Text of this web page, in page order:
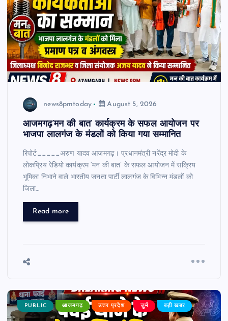
news8pmtoday August 5, 2026
आजमगढ़’मन की बात’ कार्यक्रम के सफल आयोजन पर
भाजपा लालगंज के मंडलों को किया गया सम्मानित
रिपोर्ट_____अरुण यादव आजमगढ़। प्रधानमंत्री नरेंद्र मोदी के
लोकप्रिय रेडियो कार्यक्रम ‘मन की बात’ के सफल आयोजन में सक्रिय
भूमिका निभाने वाले भारतीय जनता पार्टी लालगंज के विभिन्न मंडलों को
जिला…
Read more
PUBLIC आजमगढ़ उत्तर प्रदेश जुर्म बड़ी खबर